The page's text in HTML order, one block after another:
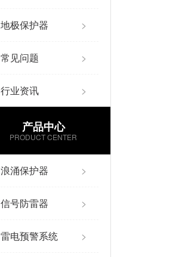
地极保护器 >
常见问题 >
行业资讯 >
产品中心
PRODUCT CENTER
浪涌保护器 >
信号防雷器 >
雷电预警系统 >